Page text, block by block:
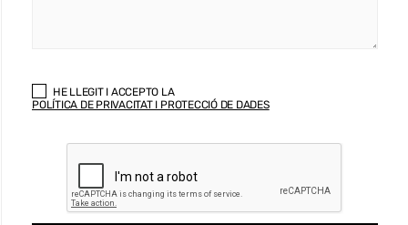
HE LLEGIT I ACCEPTO LA
POLÍTICA DE PRIVACITAT I PROTECCIÓ DE DADES